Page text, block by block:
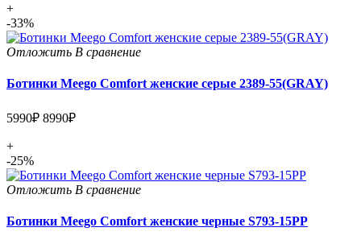
+
-33%
Отложить В сравнение
Ботинки Meego Comfort женские серые 2389-55(GRAY)
5990₽ 8990₽
+
-25%
Отложить В сравнение
Ботинки Meego Comfort женские черные S793-15PP